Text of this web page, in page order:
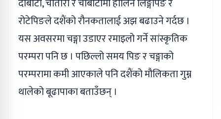
रोटेपिङले दशैंको रौनकतालाई अझ बढाउने गर्दछ ।
यस अवसरमा चङ्गा उडाएर रमाइलो गर्ने सांस्कृतिक
परम्परा पनि छ । पछिल्लो समय पिङ र चङ्गाको
परम्परामा कमी आएकाले पनि दशैंको मौलिकता गुम्न
थालेको बूढापाका बताउँछन् ।